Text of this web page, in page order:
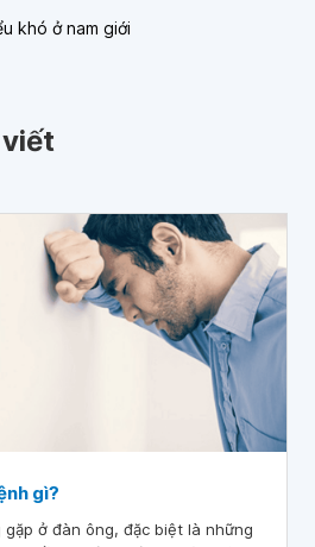
khó ở nam giới
viết
gì?
ở đàn ông, đặc biệt là những